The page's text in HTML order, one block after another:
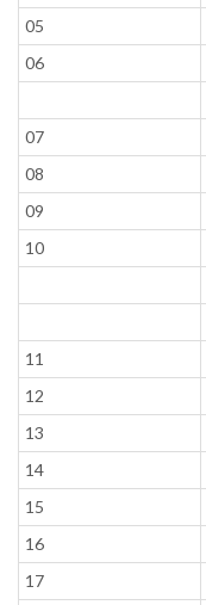
05
06
07
08
09
10
11
12
13
14
15
16
17